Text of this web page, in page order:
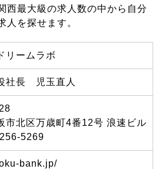
西最大級の求人数の中から自分
人を探せます。
リームラボ
社長 児玉直人
市北区万歳町4番12号 浪速ビル
5269
bank.jp/